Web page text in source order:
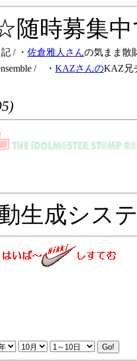
随時募集
/ ・ 佐倉雅人さんの気まま散
/ ・ KAZさんのKAZ兄
生成シス